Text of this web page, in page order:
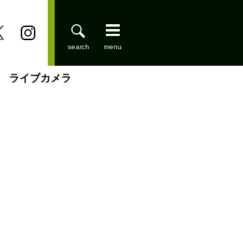
ライブカメラ